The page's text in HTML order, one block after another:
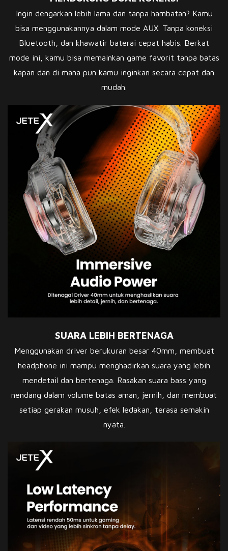
Ingin dengarkan lebih lama dan tanpa hambatan? Kamu
bisa menggunakannya dalam mode AUX. Tanpa koneksi
Bluetooth, dan khawatir baterai cepat habis. Berkat
mode ini, kamu bisa memainkan game favorit tanpa batas
kapan dan di mana pun kamu inginkan secara cepat dan
mudah.
SUARA LEBIH BERTENAGA
Menggunakan driver berukuran besar 40mm, membuat
headphone ini mampu menghadirkan suara yang lebih
mendetail dan bertenaga. Rasakan suara bass yang
nendang dalam volume batas aman, jernih, dan membuat
setiap gerakan musuh, efek ledakan, terasa semakin
nyata.